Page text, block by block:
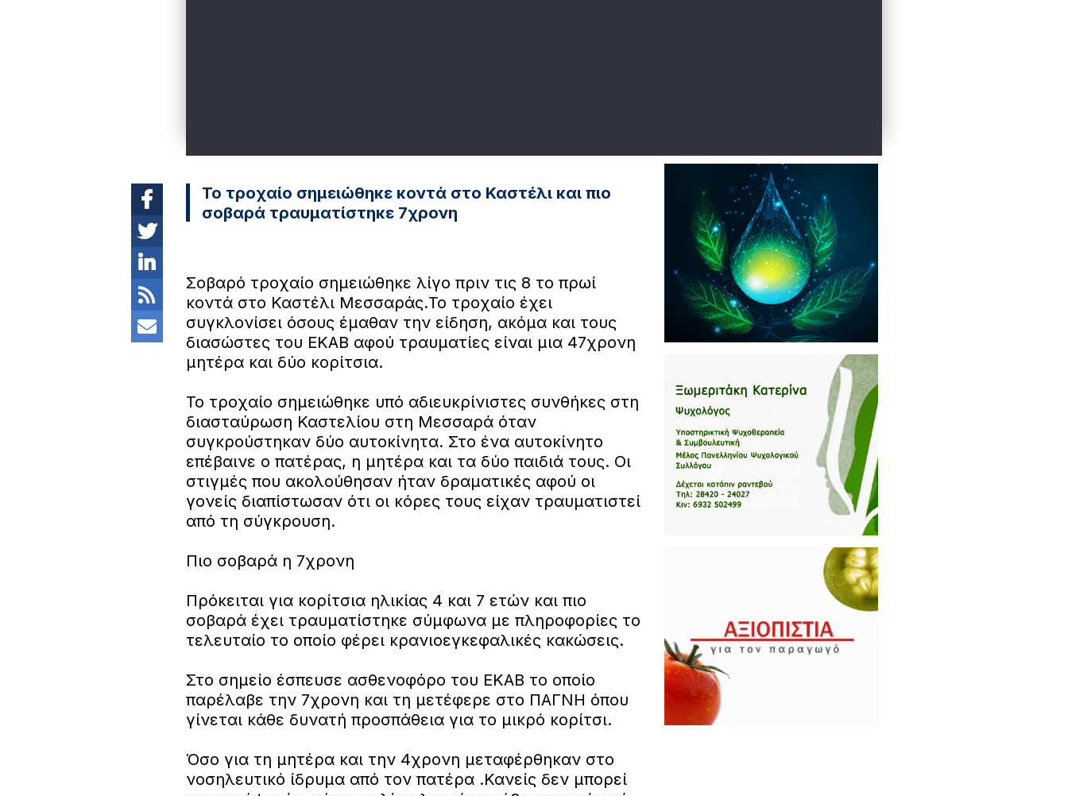
Το τροχαίο σημειώθηκε κοντά στο Καστέλι και πιο
σοβαρά τραυματίστηκε 7χρονη
Σοβαρό τροχαίο σημειώθηκε λίγο πριν τις 8 το πρωί
κοντά στο Καστέλι Μεσσαράς.Το τροχαίο έχει
συγκλονίσει όσoυς έμαθαν την είδηση, ακόμα και τους
διασώστες του ΕΚΑΒ αφού τραυματίες είναι μια 47χρονη
μητέρα και δύο κορίτσια.
Το τροχαίο σημειώθηκε υπό αδιευκρίνιστες συνθήκες στη
διασταύρωση Καστελίου στη Μεσσαρά όταν
συγκρούστηκαν δύο αυτοκίνητα. Στο ένα αυτοκίνητο
επέβαινε ο πατέρας, η μητέρα και τα δύο παιδιά τους. Οι
στιγμές που ακολούθησαν ήταν δραματικές αφού οι
γονείς διαπίστωσαν ότι οι κόρες τους είχαν τραυματιστεί
από τη σύγκρουση.
Πιο σοβαρά η 7χρονη
Πρόκειται για κορίτσια ηλικίας 4 και 7 ετών και πιο
σοβαρά έχει τραυματίστηκε σύμφωνα με πληροφορίες το
τελευταίο το οποίο φέρει κρανιοεγκεφαλικές κακώσεις.
Στο σημείο έσπευσε ασθενοφόρο του ΕΚΑΒ το οποίο
παρέλαβε την 7χρονη και τη μετέφερε στο ΠΑΓΝΗ όπου
γίνεται κάθε δυνατή προσπάθεια για το μικρό κορίτσι.
Όσο για τη μητέρα και την 4χρονη μεταφέρθηκαν στο
νοσηλευτικό ίδρυμα από τον πατέρα .Κανείς δεν μπορεί